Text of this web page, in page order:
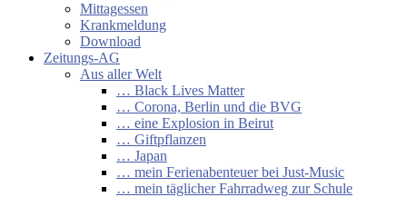
Mittagessen
Krankmeldung
Download
Zeitungs-AG
Aus aller Welt
… Black Lives Matter
… Corona, Berlin und die BVG
… eine Explosion in Beirut
… Giftpflanzen
… Japan
… mein Ferienabenteuer bei Just-Music
… mein täglicher Fahrradweg zur Schule